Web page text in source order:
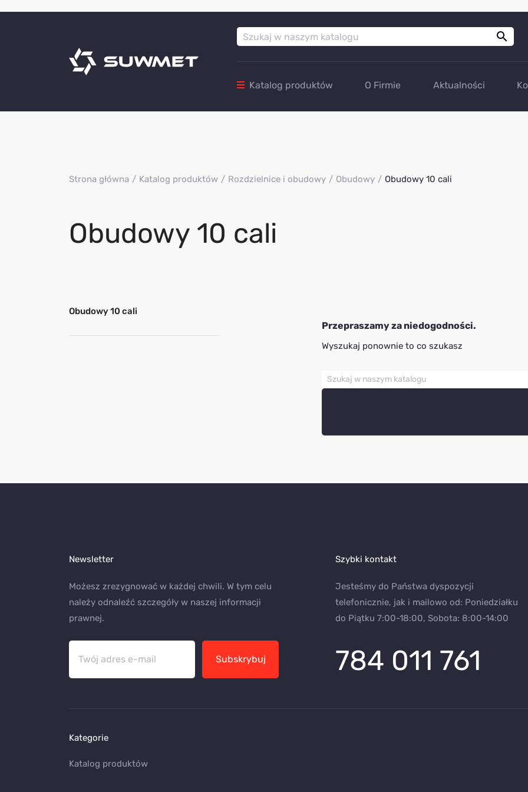

Katalog produktów O Firmie Aktualności
Strona główna Katalog produktów Rozdzielnice i obudowy Obudowy Obudowy 10 cali
Obudowy 10 cali
Obudowy 10 cali
Przepraszamy za niedogodności.
Wyszukaj ponownie to co szukasz
Newsletter
Możesz zrezygnować w każdej chwili. W tym celu
należy odnaleźć szczegóły w naszej informacji
prawnej.
Subskrybuj
Szybki kontakt
Jesteśmy do Państwa dyspozycji
telefonicznie, jak i mailowo od: Poniedziałku
do Piątku 7:00-18:00, Sobota: 8:00-14:00
784 011 761
Kategorie
Katalog produktów